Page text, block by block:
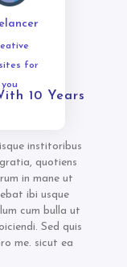
for
you
10 Years
institoribus
quotiens
in mane ut
ibi usque
cum bulla ut
Sed quis
me. sicut ea